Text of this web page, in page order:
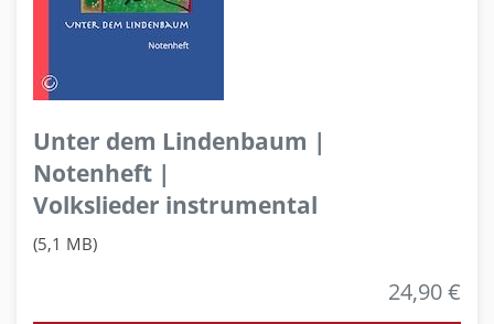
Unter dem Lindenbaum |
Notenheft |
Volkslieder instrumental
(5,1 MB)
24,90 €